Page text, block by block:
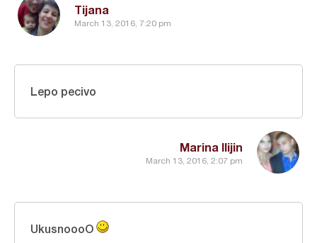
Tijana
March 13, 2016, 7:20 pm
Marina Ilijin
March 13, 2016, 2:07 pm
Lepo pecivo
UkusnoooO